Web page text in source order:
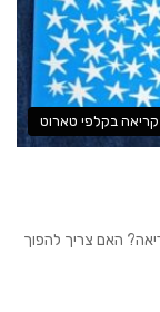
קריאה בקלפי טארוט
האם צריך להפוך